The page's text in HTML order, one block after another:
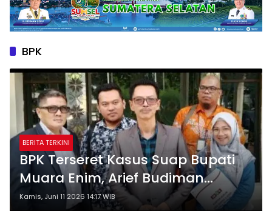
BPK
BERITA TERKINI
BPK Terseret Kasus Suap Bupati
Muara Enim, Arief Budiman
Ungkap Ini Bukan Yang Pertama
Kamis, Juni 11 2026 14:17 WIB